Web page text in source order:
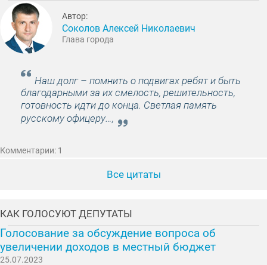
Автор:
Соколов Алексей Николаевич
Глава города
Наш долг – помнить о подвигах ребят и быть
благодарными за их смелость, решительность,
готовность идти до конца. Светлая память
русскому офицеру…,
Комментарии: 1
Все цитаты
КАК ГОЛОСУЮТ ДЕПУТАТЫ
Голосование за обсуждение вопроса об
увеличении доходов в местный бюджет
25.07.2023